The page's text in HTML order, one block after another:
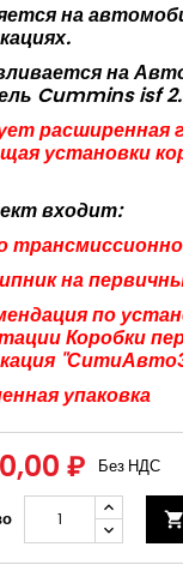
на
на
Cummins isf
расширенная
установки
входит:
на
по
Коробки
упаковка
₽ Без НДС
